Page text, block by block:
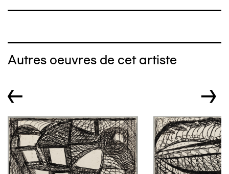
Autres oeuvres de cet artiste
← →